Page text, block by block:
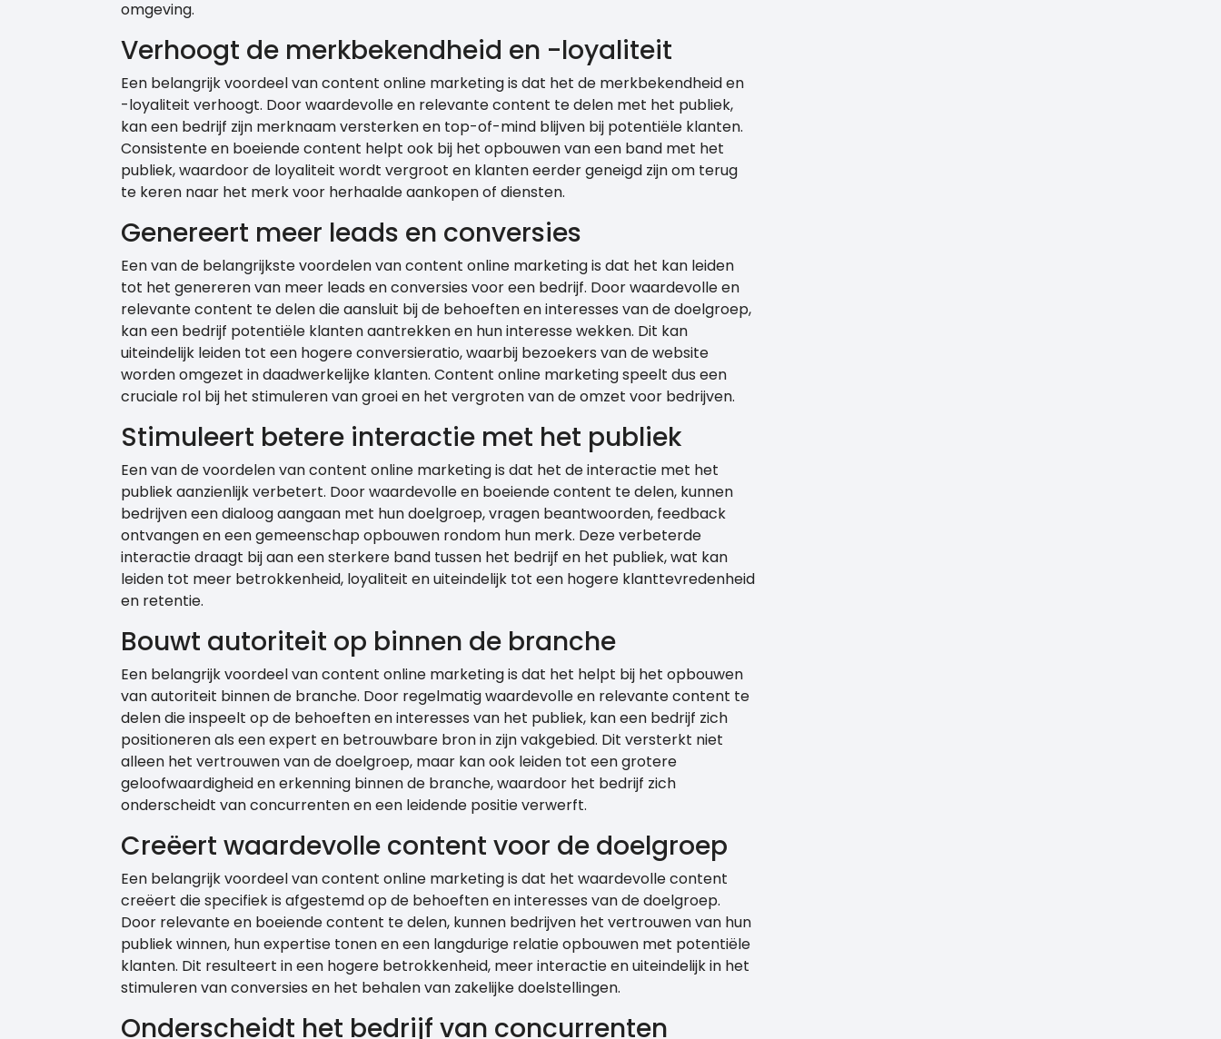
omgeving.
Verhoogt de merkbekendheid en -loyaliteit
Een belangrijk voordeel van content online marketing is dat het de merkbekendheid en
-loyaliteit verhoogt. Door waardevolle en relevante content te delen met het publiek,
kan een bedrijf zijn merknaam versterken en top-of-mind blijven bij potentiële klanten.
Consistente en boeiende content helpt ook bij het opbouwen van een band met het
publiek, waardoor de loyaliteit wordt vergroot en klanten eerder geneigd zijn om terug
te keren naar het merk voor herhaalde aankopen of diensten.
Genereert meer leads en conversies
Een van de belangrijkste voordelen van content online marketing is dat het kan leiden
tot het genereren van meer leads en conversies voor een bedrijf. Door waardevolle en
relevante content te delen die aansluit bij de behoeften en interesses van de doelgroep,
kan een bedrijf potentiële klanten aantrekken en hun interesse wekken. Dit kan
uiteindelijk leiden tot een hogere conversieratio, waarbij bezoekers van de website
worden omgezet in daadwerkelijke klanten. Content online marketing speelt dus een
cruciale rol bij het stimuleren van groei en het vergroten van de omzet voor bedrijven.
Stimuleert betere interactie met het publiek
Een van de voordelen van content online marketing is dat het de interactie met het
publiek aanzienlijk verbetert. Door waardevolle en boeiende content te delen, kunnen
bedrijven een dialoog aangaan met hun doelgroep, vragen beantwoorden, feedback
ontvangen en een gemeenschap opbouwen rondom hun merk. Deze verbeterde
interactie draagt bij aan een sterkere band tussen het bedrijf en het publiek, wat kan
leiden tot meer betrokkenheid, loyaliteit en uiteindelijk tot een hogere klanttevredenheid
en retentie.
Bouwt autoriteit op binnen de branche
Een belangrijk voordeel van content online marketing is dat het helpt bij het opbouwen
van autoriteit binnen de branche. Door regelmatig waardevolle en relevante content te
delen die inspeelt op de behoeften en interesses van het publiek, kan een bedrijf zich
positioneren als een expert en betrouwbare bron in zijn vakgebied. Dit versterkt niet
alleen het vertrouwen van de doelgroep, maar kan ook leiden tot een grotere
geloofwaardigheid en erkenning binnen de branche, waardoor het bedrijf zich
onderscheidt van concurrenten en een leidende positie verwerft.
Creëert waardevolle content voor de doelgroep
Een belangrijk voordeel van content online marketing is dat het waardevolle content
creëert die specifiek is afgestemd op de behoeften en interesses van de doelgroep.
Door relevante en boeiende content te delen, kunnen bedrijven het vertrouwen van hun
publiek winnen, hun expertise tonen en een langdurige relatie opbouwen met potentiële
klanten. Dit resulteert in een hogere betrokkenheid, meer interactie en uiteindelijk in het
stimuleren van conversies en het behalen van zakelijke doelstellingen.
Onderscheidt het bedrijf van concurrenten